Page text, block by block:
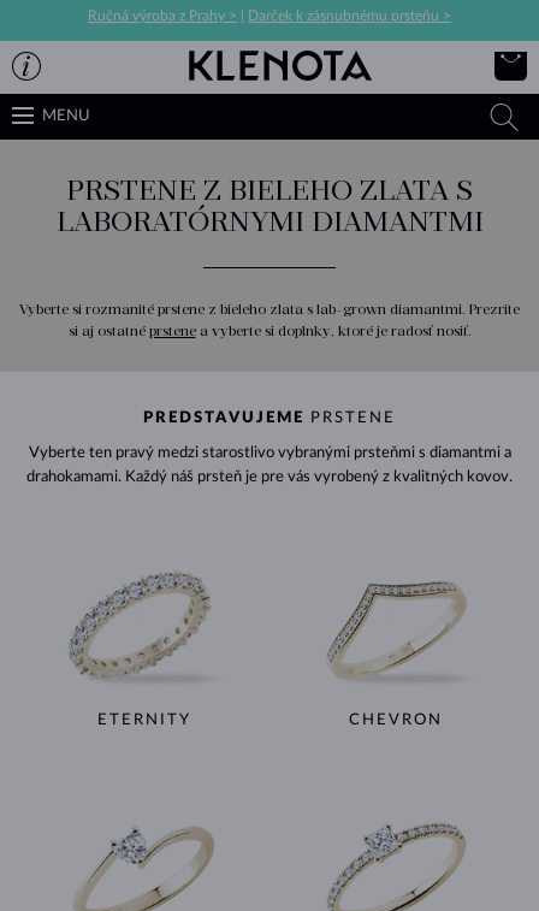
Ručná výroba z Prahy > Darček k zásnubnému prsteňu >
MENU
PRSTENE Z BIELEHO ZLATA S
LABORATÓRNYMI DIAMANTMI
Vyberte si rozmanité prstene z bieleho zlata s lab-grown diamantmi. Prezrite
si aj ostatné prstenea vyberte si doplnky, ktoré je radosť nosiť.
PREDSTAVUJEME PRSTENE
Vyberte ten pravý medzi starostlivo vybranými prsteňmi s diamantmi a
drahokamami. Každý náš prsteň je pre vás vyrobený z kvalitných kovov.
ETERNITY CHEVRON